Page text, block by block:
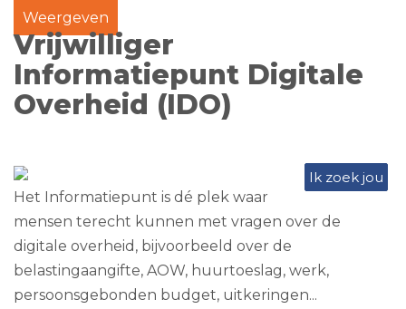
Weergeven
Vrijwilliger
Informatiepunt Digitale
Overheid (IDO)
Ik zoek jou
Het Informatiepunt is dé plek waar
mensen terecht kunnen met vragen over de
digitale overheid, bijvoorbeeld over de
belastingaangifte, AOW, huurtoeslag, werk,
persoonsgebonden budget, uitkeringen...